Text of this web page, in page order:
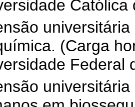
Católica
(Carga
Federal